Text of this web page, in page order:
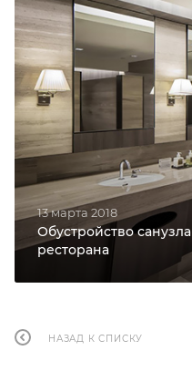
13 марта 2018
Обустройство
ресторана
НАЗАД К СПИСКУ